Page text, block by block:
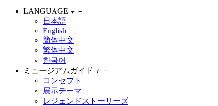
LANGUAGE ＋ －
日本語
English
簡体中文
繁体中文
한국어
ミュージアムガイド ＋ －
コンセプト
展示テーマ
レジェンドストーリーズ